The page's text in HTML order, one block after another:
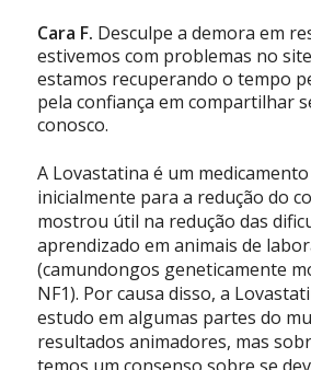
Cara F. Desculpe a demora em
estivemos com problemas no
estamos recuperando o tempo
pela confiança em compartilhar
conosco.
A Lovastatina é um
inicialmente para a redução do
mostrou útil na redução das
aprendizado em animais de
(camundongos geneticamente
NF1). Por causa disso, a
estudo em algumas partes do
resultados animadores, mas